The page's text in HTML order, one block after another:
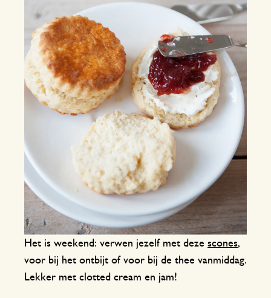
Het is weekend: verwen jezelf met deze scones,
voor bij het ontbijt of voor bij de thee vanmiddag.
Lekker met clotted cream en jam!